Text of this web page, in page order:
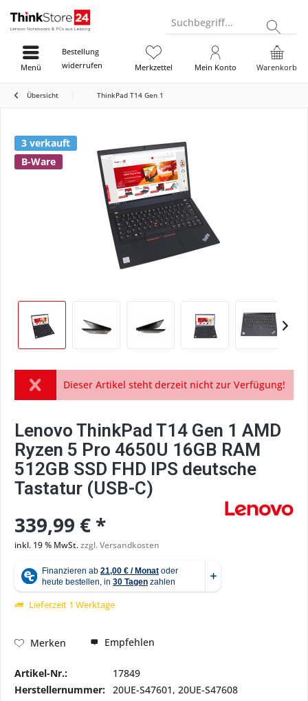
Suchbegriff...
Bestellung
widerrufen
Warenkorb
Merkzettel Mein Konto
Menü
Übersicht ThinkPad T14 Gen 1
3 verkauft
B-Ware
Dieser Artikel steht derzeit nicht zur Verfügung!
Lenovo ThinkPad T14 Gen 1 AMD
Ryzen 5 Pro 4650U 16GB RAM
512GB SSD FHD IPS deutsche
Tastatur (USB-C)
339,99 € *
inkl. 19 % MwSt.zzgl. Versandkosten
Lieferzeit 1 Werktage
Merken Empfehlen
Artikel-Nr.:
17849
Herstellernummer: 20UE-S47601, 20UE-S47608